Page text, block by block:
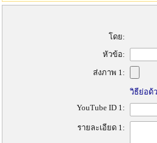
โดย:
หัวข้อ:
ส่งภาพ 1:
วิธีย่อด้
YouTube ID 1:
รายละเอียด 1: